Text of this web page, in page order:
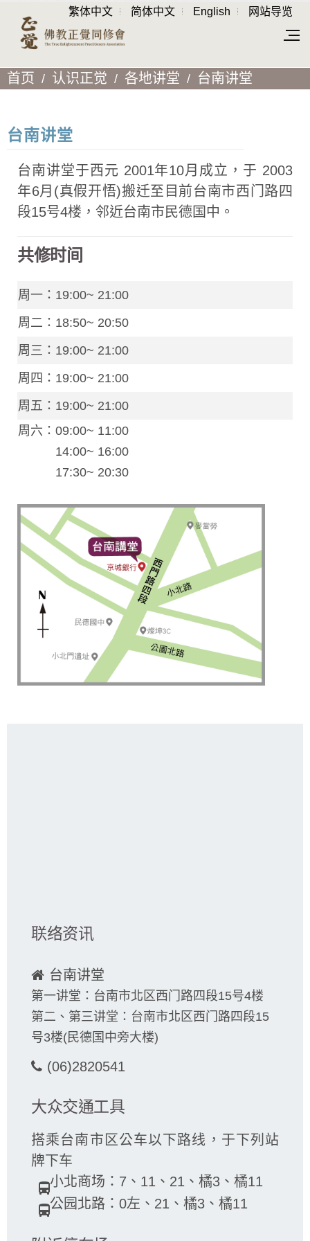
繁体中文 简体中文 English 网站导览
首页 认识正觉 各地讲堂 台南讲堂
台南讲堂
台南讲堂于西元 2001年10月成立，于 2003
年6月(真假开悟)搬迁至目前台南市西门路四
段15号4楼，邻近台南市民德国中。
共修时间
周一：19:00~ 21:00
周二：18:50~ 20:50
周三：19:00~ 21:00
周四：19:00~ 21:00
周五：19:00~ 21:00
周六：09:00~ 11:00
14:00~ 16:00
17:30~ 20:30
联络资讯
台南讲堂
第一讲堂：台南市北区西门路四段15号4楼
第二、第三讲堂：台南市北区西门路四段15
号3楼(民德国中旁大楼)
(06)2820541
大众交通工具
搭乘台南市区公车以下路线，于下列站
牌下车
directions_bus小北商场：7、11、21、橘3、橘11
directions_bus公园北路：0左、21、橘3、橘11